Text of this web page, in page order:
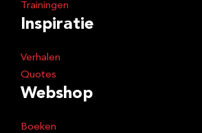
Trainingen
Inspiratie
Verhalen
Quotes
Webshop
Boeken